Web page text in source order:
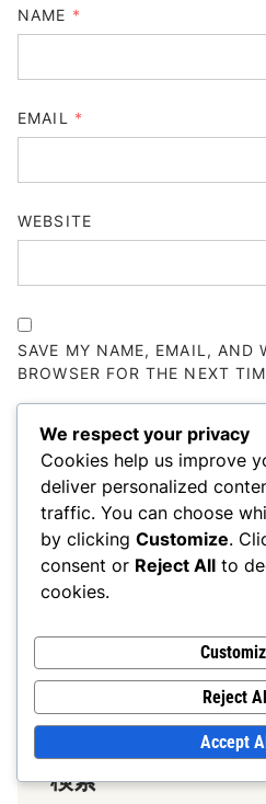
NAME *
EMAIL *
WEBSITE
SAVE MY NAME, EMAIL, AND
BROWSER FOR THE NEXT
リンク
お問い合わせ
私たちについて
検索
We respect your privacy
Cookies help us improve
deliver personalized
traffic. You can choose
by clicking Customize.
consent or Reject All to
cookies.
Reject
Accept